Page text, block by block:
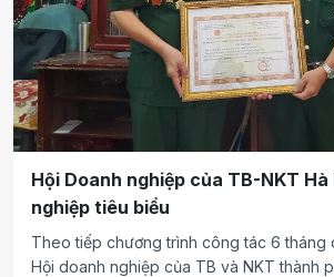
Hội Doanh nghiệp của TB-NKT
nghiệp tiêu biểu
Theo tiếp chương trình công tác 6 tháng
Hội doanh nghiệp của TB và NKT thành